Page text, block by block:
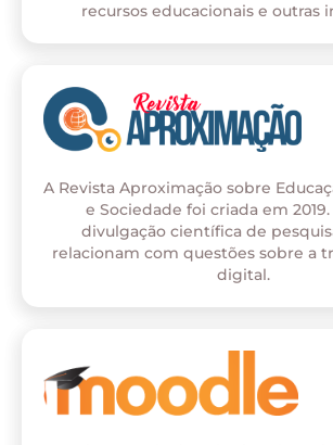
recursos educacionais e outras
A Revista Aproximação sobre
e Sociedade foi criada em 2019.
divulgação científica de
relacionam com questões sobre a
digital.